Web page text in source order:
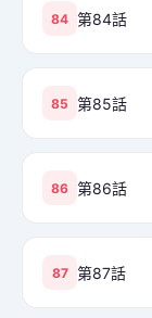
84 第84話
85 第85話
86 第86話
87 第87話